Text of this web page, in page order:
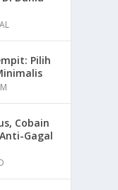
Pilih
Cobain
Gagal